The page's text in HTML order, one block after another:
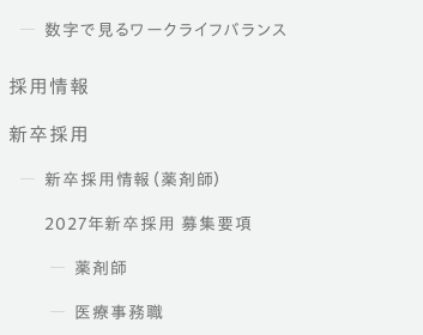
数字で見るワークライフバランス
採用情報
新卒採用
新卒採用情報（薬剤師）
2027年新卒採用 募集要項
薬剤師
医療事務職